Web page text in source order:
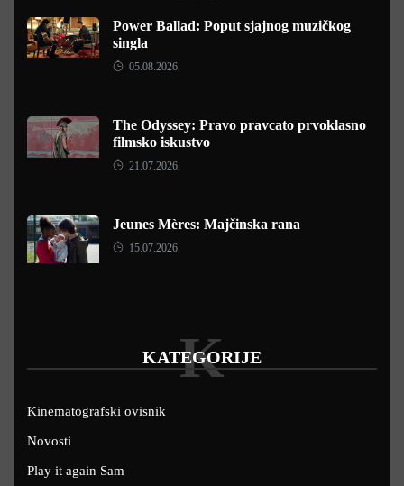
Power Ballad: Poput sjajnog muzičkog
singla
05.08.2026.
The Odyssey: Pravo pravcato prvoklasno
filmsko iskustvo
21.07.2026.
Jeunes Mères: Majčinska rana
15.07.2026.
KATEGORIJE
K
Kinematografski ovisnik
Novosti
Play it again Sam